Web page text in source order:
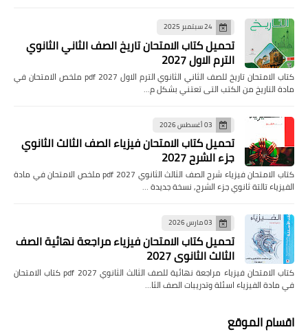
24 سبتمبر 2025
تحميل كتاب الامتحان تاريخ الصف الثاني الثانوي
الترم الاول 2027
كتاب الامتحان تاريخ للصف الثاني الثانوي الترم الاول pdf 2027 ملخص الامتحان في
مادة التاريخ من الكتب التى تعتني بشكل م…
03 أغسطس 2026
تحميل كتاب الامتحان فيزياء الصف الثالث الثانوي
جزء الشرح 2027
كتاب الامتحان فيزياء شرح الصف الثالث الثانوي pdf 2027 ملخص الامتحان في مادة
الفيزياء تالتة ثانوي جزء الشرح, نسخة جديدة …
03 مارس 2026
تحميل كتاب الامتحان فيزياء مراجعة نهائية الصف
الثالث الثانوي 2027
كتاب الامتحان فيزياء مراجعة نهائية للصف الثالث الثانوي pdf 2027 كتاب الامتحان
في مادة الفيزياء اسئلة وتدريبات الصف الثا…
اقسام الموقع